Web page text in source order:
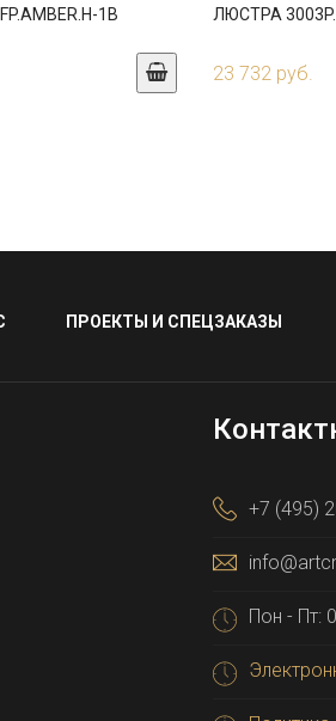
1B ЛЮСТРА
23 732 руб.
ПРОЕКТЫ И СПЕЦЗАКАЗЫ
+7 (495)
Пон - Пт: